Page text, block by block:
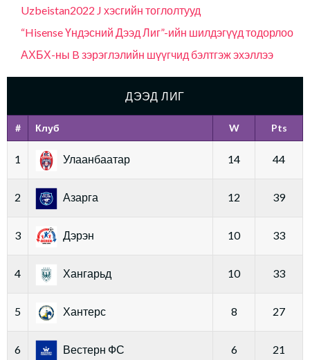
Uzbeistan2022 J хэсгийн тоглолтууд
“Hisense Үндэсний Дээд Лиг”-ийн шилдэгүүд тодорлоо
АХБХ-ны B зэрэглэлийн шүүгчид бэлтгэж эхэллээ
ДЭЭД ЛИГ
# Клуб W Pts
1 Улаанбаатар 14 44
2 Азарга 12 39
3 Дэрэн 10 33
4 Хангарьд 10 33
5 Хантерс 8 27
6 Вестерн ФС 6 21